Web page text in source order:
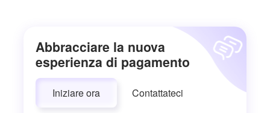
Abbracciare la nuova
esperienza di pagamento
Iniziare ora Contattateci